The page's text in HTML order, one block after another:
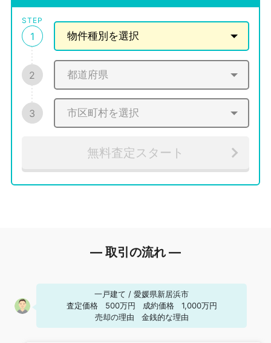
STEP
1
2
3
無料査定スタート
― 取引の流れ ―
一戸建て / 愛媛県新居浜市
査定価格
500万円 成約価格
1,000万円
売却の理由
金銭的な理由